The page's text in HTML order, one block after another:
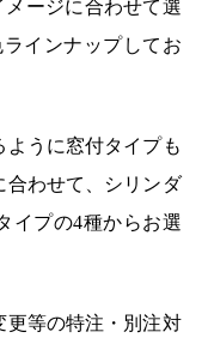
メージに合わせて選
インナップしてお
ように窓付タイプも
合わせて、シリンダ
イプの4種からお選
更等の特注・別注対